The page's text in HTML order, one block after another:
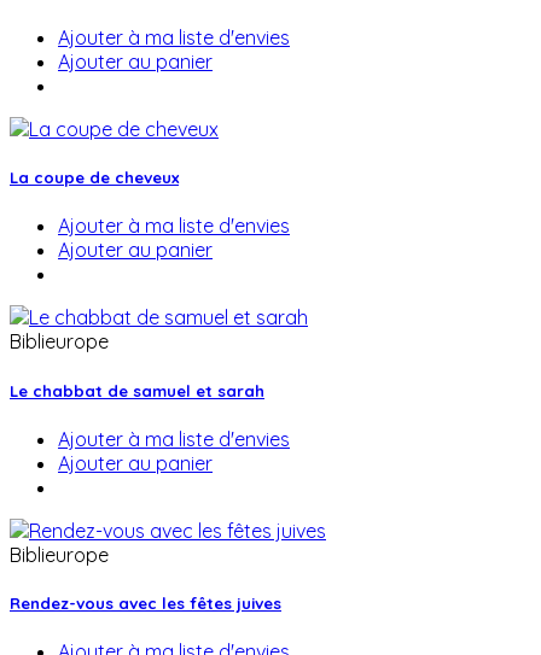
Ajouter à ma liste d'envies
Ajouter au panier
La coupe de cheveux
Ajouter à ma liste d'envies
Ajouter au panier
Biblieurope
Le chabbat de samuel et sarah
Ajouter à ma liste d'envies
Ajouter au panier
Biblieurope
Rendez-vous avec les fêtes juives